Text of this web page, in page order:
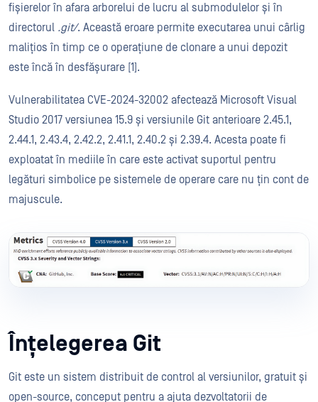
fișierelor în afara arborelui de lucru al submodulelor și în
directorul .git/. Această eroare permite executarea unui cârlig
malițios în timp ce o operațiune de clonare a unui depozit
este încă în desfășurare [1].
Vulnerabilitatea CVE-2024-32002 afectează Microsoft Visual
Studio 2017 versiunea 15.9 și versiunile Git anterioare 2.45.1,
2.44.1, 2.43.4, 2.42.2, 2.41.1, 2.40.2 și 2.39.4. Acesta poate fi
exploatat în mediile în care este activat suportul pentru
legături simbolice pe sistemele de operare care nu țin cont de
majuscule.
Înțelegerea Git
Git este un sistem distribuit de control al versiunilor, gratuit și
open-source, conceput pentru a ajuta dezvoltatorii de